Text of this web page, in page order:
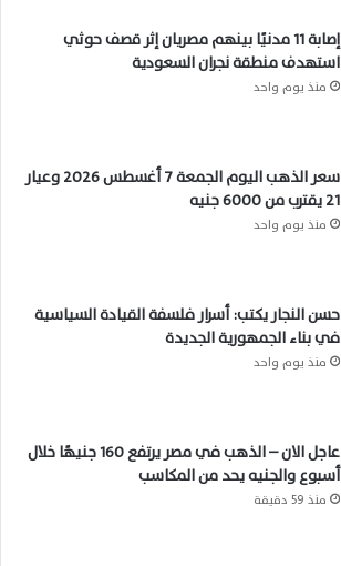
إصابة 11 مدنيًا بينهم مصريان إثر قصف حوثي
استهدف منطقة نجران السعودية
منذ يوم واحد
سعر الذهب اليوم الجمعة 7 أغسطس 2026 وعيار
21 يقترب من 6000 جنيه
منذ يوم واحد
حسن النجار يكتب: أسرار فلسفة القيادة السياسية
في بناء الجمهورية الجديدة
منذ يوم واحد
عاجل الان – الذهب في مصر يرتفع 160 جنيهًا خلال
أسبوع والجنيه يحد من المكاسب
منذ 59 دقيقة